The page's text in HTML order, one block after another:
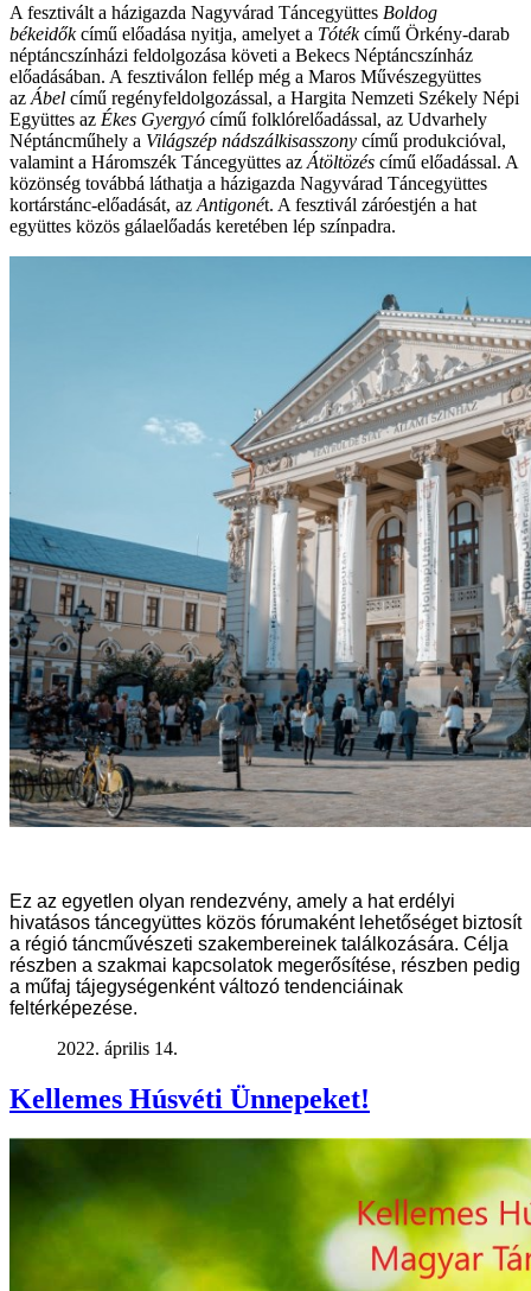
A fesztivált a házigazda Nagyvárad Táncegyüttes Boldog
békeidőkcímű előadása nyitja, amelyet a Tótékcímű Örkény-darab
néptáncszínházi feldolgozása követi a Bekecs Néptáncszínház
előadásában. A fesztiválon fellép még a Maros Művészegyüttes
az Ábel című regényfeldolgozással, a Hargita Nemzeti Székely Népi
Együttes az Ékes Gyergyó című folklórelőadással, az Udvarhely
Néptáncműhely a Világszép nádszálkisasszony című produkcióval,
valamint a Háromszék Táncegyüttes az Átöltözés című előadással. A
közönség továbbá láthatja a házigazda Nagyvárad Táncegyüttes
kortárstánc-előadását, az Antigonét. A fesztivál záróestjén a hat
együttes közös gálaelőadás keretében lép színpadra.
Ez az egyetlen olyan rendezvény, amely a hat erdélyi
hivatásos táncegyüttes közös fórumaként lehetőséget biztosít
a régió táncművészeti szakembereinek találkozására. Célja
részben a szakmai kapcsolatok megerősítése, részben pedig
a műfaj tájegységenként változó tendenciáinak
feltérképezése.
2022. április 14.
Kellemes Húsvéti Ünnepeket!